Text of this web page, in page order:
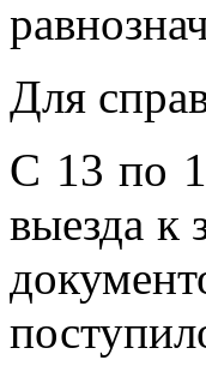
Для
С 13 по
выезда к